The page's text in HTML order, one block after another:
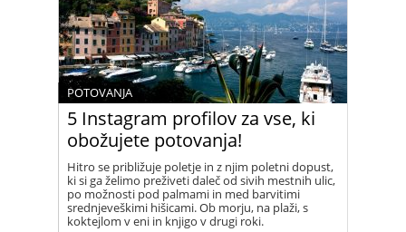
5 Instagram profilov za vse, ki
obožujete potovanja!
POTOVANJA
Hitro se približuje poletje in z njim poletni dopust,
ki si ga želimo preživeti daleč od sivih mestnih ulic,
po možnosti pod palmami in med barvitimi
srednjeveškimi hišicami. Ob morju, na plaži, s
koktejlom v eni in knjigo v drugi roki.